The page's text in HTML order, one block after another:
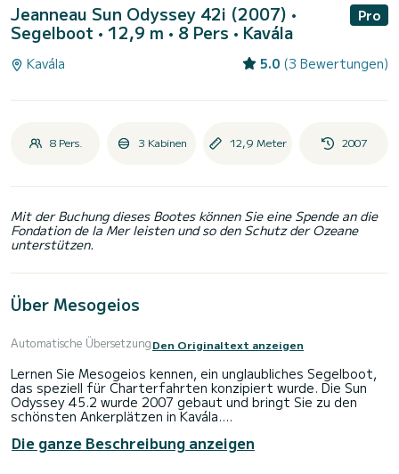
Jeanneau Sun Odyssey 42i (2007) •
Segelboot • 12,9 m • 8 Pers • Kavála
Pro
Kavála 5.0 (3 Bewertungen)
8 Pers. 3 Kabinen 12,9 Meter 2007
Mit der Buchung dieses Bootes können Sie eine Spende an die
Fondation de la Mer leisten und so den Schutz der Ozeane
unterstützen.
Über Mesogeios
Automatische ÜbersetzungDen Originaltext anzeigen
Lernen Sie Mesogeios kennen, ein unglaubliches Segelboot,
das speziell für Charterfahrten konzipiert wurde. Die Sun
Odyssey 45.2 wurde 2007 gebaut und bringt Sie zu den
schönsten Ankerplätzen in Kavála.
Das Boot verfügt über 3 voll ausgestattete Kabinen und
bietet Platz für 8 Personen. Mit einer Gesamtlänge von 13
Die ganze Beschreibung anzeigen